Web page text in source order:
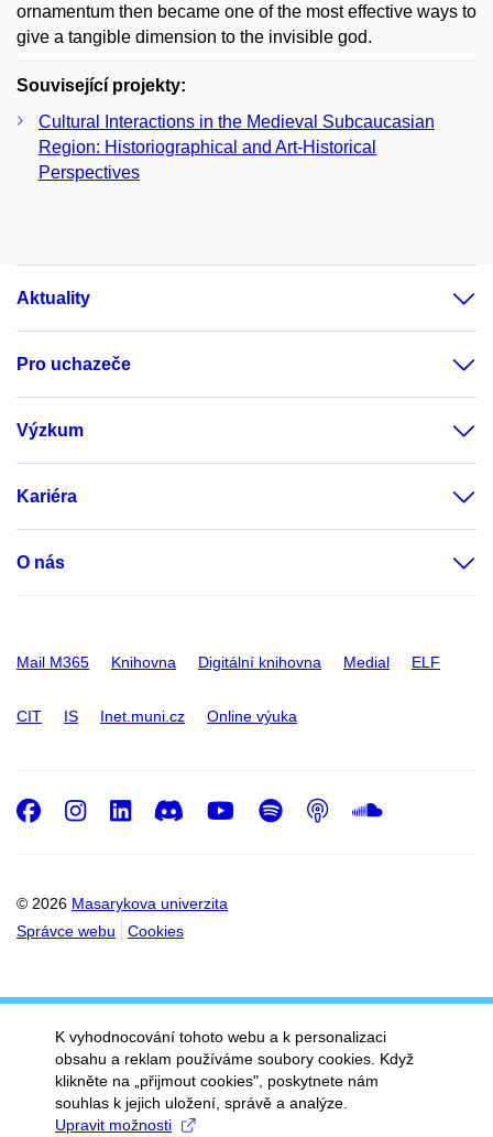
ornamentum then became one of the most effective ways to
give a tangible dimension to the invisible god.
Související projekty:
Cultural Interactions in the Medieval Subcaucasian
Region: Historiographical and Art-Historical
Perspectives
Aktuality
Pro uchazeče
Výzkum
Kariéra
O nás
Mail M365 Knihovna Digitální knihovna Medial ELF
CIT IS Inet.muni.cz Online výuka
© 2026 Masarykova univerzita
Správce webu
Cookies
Facebook
Instagram
LinkedIn
DiscordYoutube
Spotify
Podcast
K vyhodnocování tohoto webu a k personalizaci
obsahu a reklam používáme soubory cookies. Když
klikněte na „přijmout cookies", poskytnete nám
souhlas k jejich uložení, správě a analýze.
Upravit možnosti